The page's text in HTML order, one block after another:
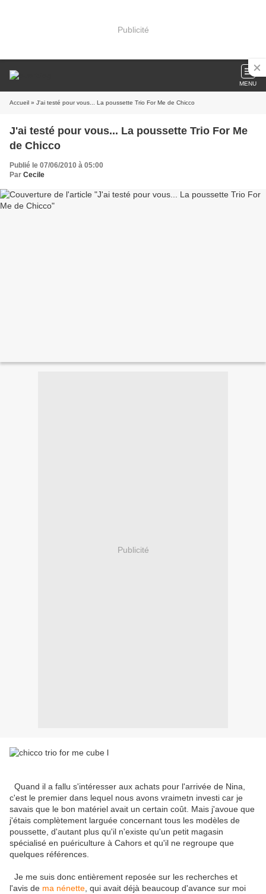
Publicité
MENU
Accueil » J'ai testé pour vous... La poussette Trio For Me de Chicco
J'ai testé pour vous... La poussette Trio For Me
de Chicco
Publié le 07/06/2010 à 05:00
Par Cecile
Publicité
Quand il a fallu s'intéresser aux achats pour l'arrivée de Nina,
c'est le premier dans lequel nous avons vraimetn investi car je
savais que le bon matériel avait un certain coût. Mais j'avoue que
j'étais complètement larguée concernant tous les modèles de
poussette, d'autant plus qu'il n'existe qu'un petit magasin
spécialisé en puériculture à Cahors et qu'il ne regroupe que
quelques références.
Je me suis donc entièrement reposée sur les recherches et
l'avis de ma nénette , qui avait déjà beaucoup d'avance sur moi